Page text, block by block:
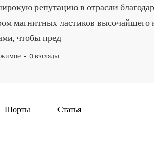
репутацию в отрасли
магнитных ластиков высочайшего
чтобы пред
0 взгляды
Шорты Статья